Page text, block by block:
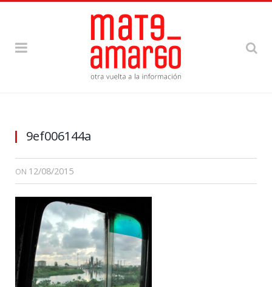
9ef006144a
ON 12/08/2015